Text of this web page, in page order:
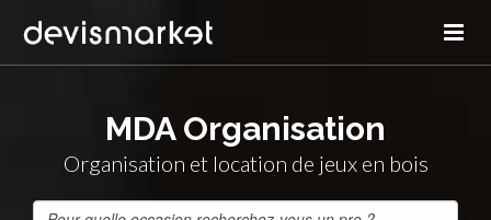
MDA Organisation
Organisation et location de jeux en bois